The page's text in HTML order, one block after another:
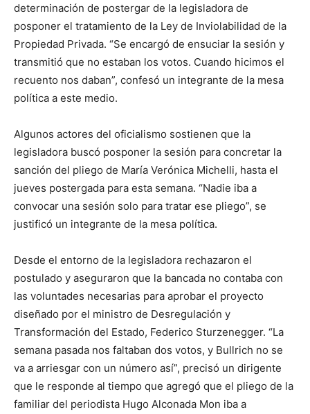
determinación de postergar de la legisladora de
posponer el tratamiento de la Ley de Inviolabilidad de la
Propiedad Privada. “Se encargó de ensuciar la sesión y
transmitió que no estaban los votos. Cuando hicimos el
recuento nos daban”, confesó un integrante de la mesa
política a este medio.
Algunos actores del oficialismo sostienen que la
legisladora buscó posponer la sesión para concretar la
sanción del pliego de María Verónica Michelli, hasta el
jueves postergada para esta semana. “Nadie iba a
convocar una sesión solo para tratar ese pliego”, se
justificó un integrante de la mesa política.
Desde el entorno de la legisladora rechazaron el
postulado y aseguraron que la bancada no contaba con
las voluntades necesarias para aprobar el proyecto
diseñado por el ministro de Desregulación y
Transformación del Estado, Federico Sturzenegger. “La
semana pasada nos faltaban dos votos, y Bullrich no se
va a arriesgar con un número así”, precisó un dirigente
que le responde al tiempo que agregó que el pliego de la
familiar del periodista Hugo Alconada Mon iba a